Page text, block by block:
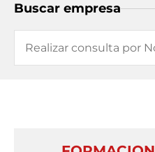
Buscar empresa